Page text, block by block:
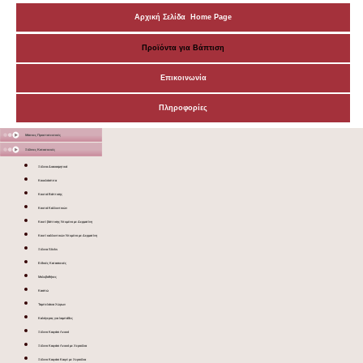
Αρχική Σελίδα Home Page
Προϊόντα για Βάπτιση
Επικοινωνία
Πληροφορίες
Μάσκες Προστατευτικές
Ξύλινες Κατασκευές
Ξύλινα Διακοσμητικά
Κουκλόσπιτα
Κουτιά Βάπτισης
Κουτιά Καλλυντικών
Κουτί βάπτισης Ντυμένο με Δερματίνη
Κουτί καλλυντικών Ντυμένο με Δερματίνη
Ξύλινα Sticks
Ειδικές Κατασκευές
Μολυβοθήκες
Κασπώ
Ταμπελάκια Χώρων
Καλόγερος για λαμπάδες
Ξύλινο Καφάσι Λευκό
Ξύλινο Καφάσι Λευκό με Χερούλια
Ξύλινο Καφάσι Καφέ με Χερούλια